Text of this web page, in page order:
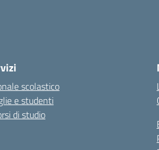
scolastico
e studenti
di studio